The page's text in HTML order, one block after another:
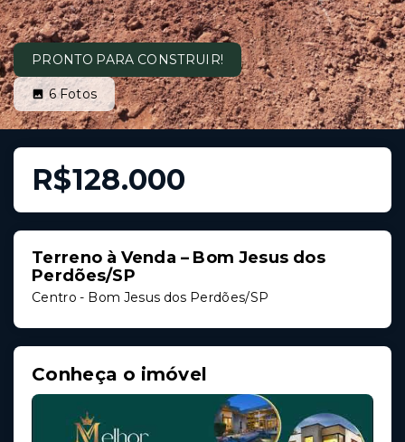
PRONTO PARA CONSTRUIR!
6Fotos
R$128.000
Terreno à Venda – Bom Jesus dos
Perdões/SP
Centro - Bom Jesus dos Perdões/SP
Conheça o imóvel